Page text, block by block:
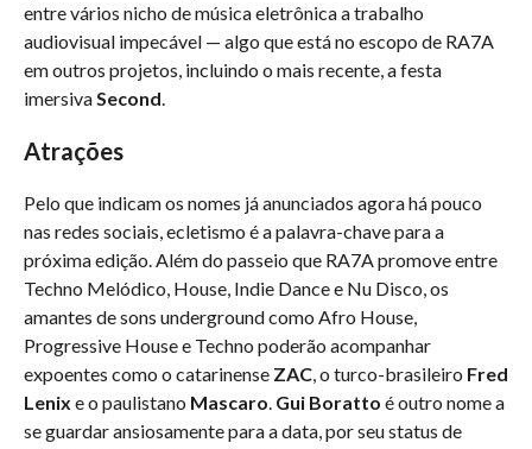
entre vários nicho de música eletrônica a trabalho
audiovisual impecável — algo que está no escopo de RA7A
em outros projetos, incluindo o mais recente, a festa
imersivaSecond.
Atrações
Pelo que indicam os nomes já anunciados agora há pouco
nas redes sociais, ecletismo é a palavra-chave para a
próxima edição. Além do passeio que RA7A promove entre
Techno Melódico, House, Indie Dance e Nu Disco, os
amantes de sons underground como Afro House,
Progressive House e Techno poderão acompanhar
expoentes como o catarinense ZAC, o turco-brasileiro Fred
Lenix e o paulistano Mascaro. Gui Boratto é outro nome a
se guardar ansiosamente para a data, por seu status de